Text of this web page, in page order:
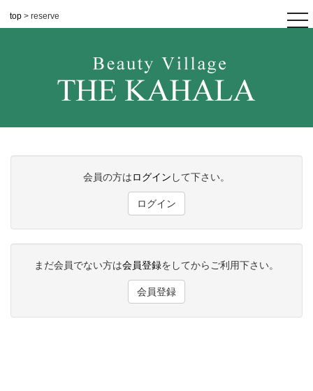
top > reserve
会員の方はログイン して下さい。
ログイン
まだ会員でない方は会員登録をしてからご利用下さい。
会員登録